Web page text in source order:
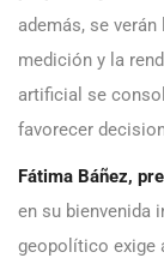
además, se
medición y la
artificial se
favorecer
Fátima Báñez,
en su bienvenida
geopolítico exige